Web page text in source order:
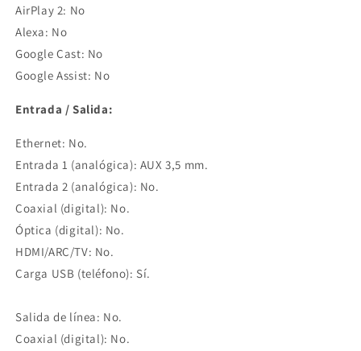
AirPlay 2: No
Alexa: No
Google Cast: No
Google Assist: No
Entrada / Salida:
Ethernet: No.
Entrada 1 (analógica): AUX 3,5 mm.
Entrada 2 (analógica): No.
Coaxial (digital): No.
Óptica (digital): No.
HDMI/ARC/TV: No.
Carga USB (teléfono): Sí.
Salida de línea: No.
Coaxial (digital): No.